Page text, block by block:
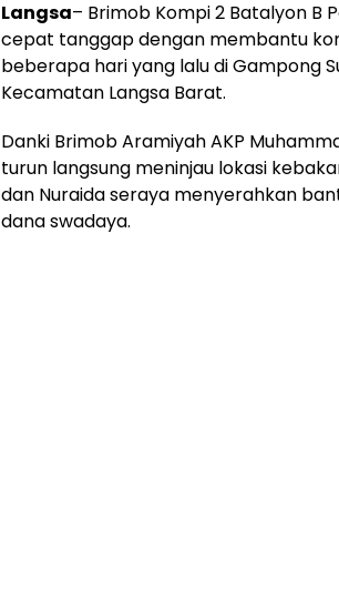
Langsa– Brimob Kompi 2 Batalyon B
cepat tanggap dengan membantu
beberapa hari yang lalu di Gampong
Kecamatan Langsa Barat.
Danki Brimob Aramiyah AKP
turun langsung meninjau lokasi
dan Nuraida seraya menyerahkan
dana swadaya.